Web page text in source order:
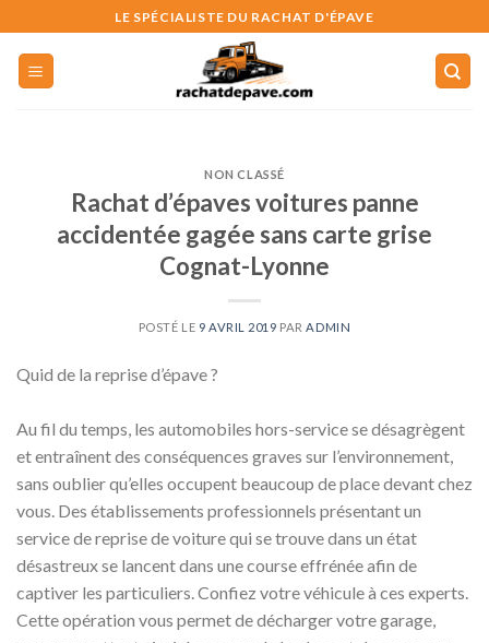
to
content
LE SPÉCIALISTE DU RACHAT D'ÉPAVE
NON CLASSÉ
Rachat d’épaves voitures panne
accidentée gagée sans carte grise
Cognat-Lyonne
POSTÉ LE 9 AVRIL 2019 PAR ADMIN
Quid de la reprise d’épave ?
Au fil du temps, les automobiles hors-service se désagrègent
et entraînent des conséquences graves sur l’environnement,
sans oublier qu’elles occupent beaucoup de place devant chez
vous. Des établissements professionnels présentant un
service de reprise de voiture qui se trouve dans un état
désastreux se lancent dans une course effrénée afin de
captiver les particuliers. Confiez votre véhicule à ces experts.
Cette opération vous permet de décharger votre garage,